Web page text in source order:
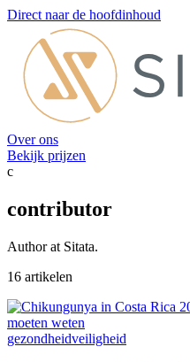
Direct naar de hoofdinhoud
Over ons
Bekijk prijzen
c
contributor
Author at Sitata.
16 artikelen
gezondheidveiligheid